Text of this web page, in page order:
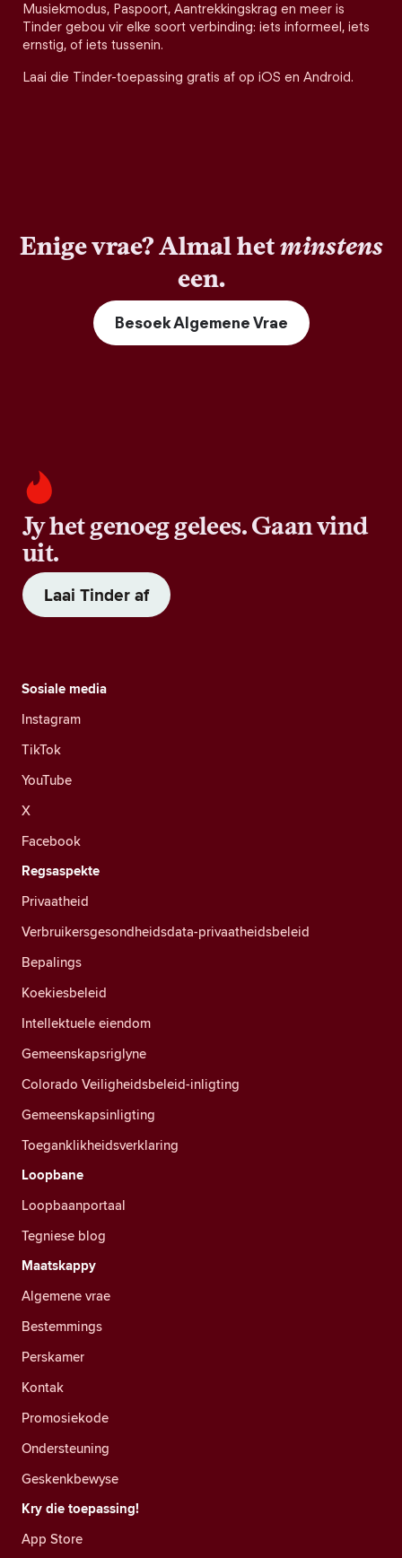
Musiekmodus, Paspoort, Aantrekkingskrag en meer is
Tinder gebou vir elke soort verbinding: iets informeel, iets
ernstig, of iets tussenin.
Laai die Tinder-toepassing gratis af op iOS en Android.
Enige vrae? Almal hetminstens
een.
Besoek Algemene Vrae
Jy het genoeg gelees. Gaan vind
uit.
Laai Tinder af
Sosiale media
Instagram
TikTok
YouTube
X
Facebook
Regsaspekte
Privaatheid
Verbruikersgesondheidsdata-privaatheidsbeleid
Bepalings
Koekiesbeleid
Intellektuele eiendom
Gemeenskapsriglyne
Colorado Veiligheidsbeleid-inligting
Gemeenskapsinligting
Toeganklikheidsverklaring
Loopbane
Loopbaanportaal
Tegniese blog
Maatskappy
Algemene vrae
Bestemmings
Perskamer
Kontak
Promosiekode
Ondersteuning
Geskenkbewyse
Kry die toepassing!
App Store